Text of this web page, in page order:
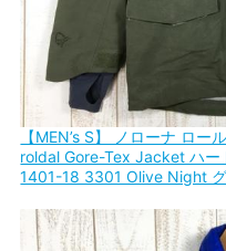
【MEN’s S】 ノローナ ロ
roldal Gore-Tex Jacket ハー
1401-18 3301 Olive Night